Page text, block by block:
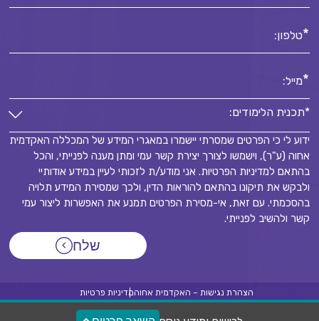
טלפון:*
מייל:*
*תכנית הלימודים:
*
*תכנית הלימודים:
ידוע לי כי הפרטים שמסרתי יישמרו במאגרי המידע של המכללה האקדמית
אחוה (ע"ר), וישמשו לצורך יצירת קשר עמי ומתן מענה לפנייתי, והכל
בהתאם למדיניות הפרטיות. אני מודע/ת לזכותי לעיין במידע אודותיי
ולבקש את תיקונו בהתאם להוראות הדין, ולכך שמסירת המידע תלויה
בהסכמתי. עם זאת, אי-מסירת הפרטים תמנע את האפשרות ליצור עמי
קשר ולהשיב לפנייתי.
שלח
כל הזכויות שמורות מכללת אחוה
הצהרת נגישות – האקדמית אחוהמדיניות פרטיות